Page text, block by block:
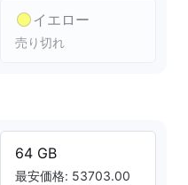
イエロー
売り切れ
64 GB
最安価格: 53703.00